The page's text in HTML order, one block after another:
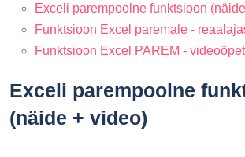
Exceli parempoolne funktsioon
Funktsioon Excel paremale -
Funktsioon Excel PAREM -
Exceli parempoolne
(näide + video)